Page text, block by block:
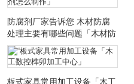
防腐剂厂家告诉您 木材防腐
处理主要有哪些问题「木材防
腐剂怎么制作」
板式家具常用加工设备「木工